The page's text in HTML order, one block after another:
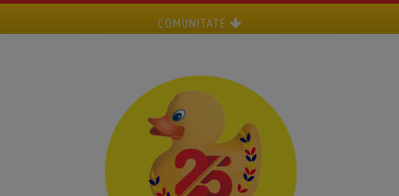
COMUNITATE